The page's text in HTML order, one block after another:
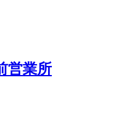
営業所